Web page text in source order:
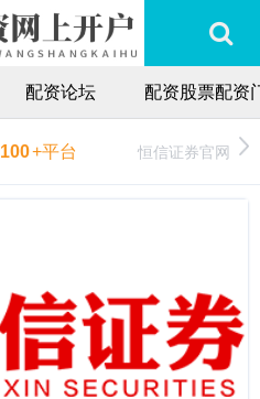
配资论坛 配资股票配资
100+平台 恒信证券官网